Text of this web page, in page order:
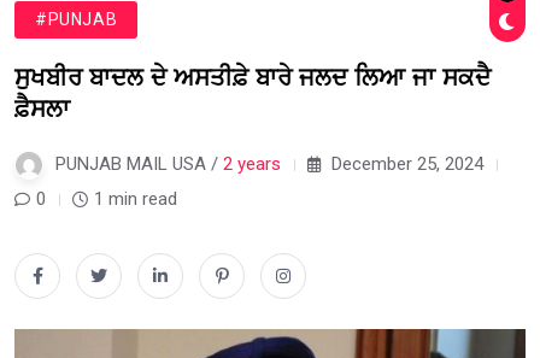
#PUNJAB
ਸੁਖਬੀਰ ਬਾਦਲ ਦੇ ਅਸਤੀਫ਼ੇ ਬਾਰੇ ਜਲਦ ਲਿਆ ਜਾ ਸਕਦੈ
ਫ਼ੈਸਲਾ
PUNJAB MAIL USA / 2 years
December 25, 2024
0
1 min read